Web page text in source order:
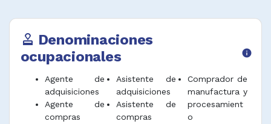
Atender oferta y solicitudes de los clientes
según procedimiento técnico y normativa de
Firmar acuerdos o contratos en
representación de clientes y velar por su
cumplimiento.
Supervisores de tiendas y almacenes
approval Denominaciones
ocupacionales
info
Agente de
adquisiciones
Agente de
compras
Asistente de
adquisiciones
Asistente de
compras
Comprador de
manufactura y
procesamient
o